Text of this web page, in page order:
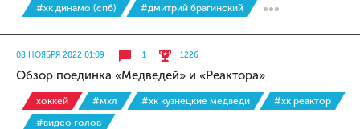
#хк динамо (спб)
#дмитрий брагинский
08 НОЯБРЯ 2022 01:09 1 1226
Обзор поединка «Медведей» и «Реактора»
хоккей #мхл #хк кузнецкие медведи
#хк реактор
#видео голов